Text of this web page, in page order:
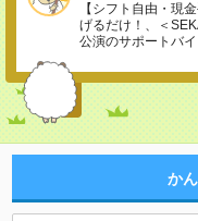
【シフト自由・現
げるだけ！、＜
公演のサポートバ
か